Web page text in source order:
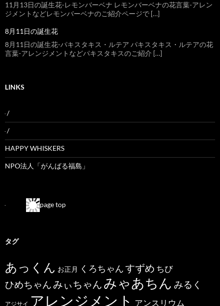
11月13日の誕生花-レモンバーベナ レモンバーベナの花言葉-アレン
ジメントなどレモンバーベナのご紹介ページで […]
8月11日の誕生花
8月11日の誕生花-パキスタキス・ルテア パキスタキス・ルテアの花
言葉-アレンジメントなどパキスタキスのご紹介 […]
LINKS
/
/
HAPPY WHISKERS
NPO法人「がんばる福島」
page top
タグ
あっくん お正月 くろちゃんすずめ ちび
ひめちゃんみぃちゃん みゃあちん みるく
アジサイ アレンジメント アンスリウム